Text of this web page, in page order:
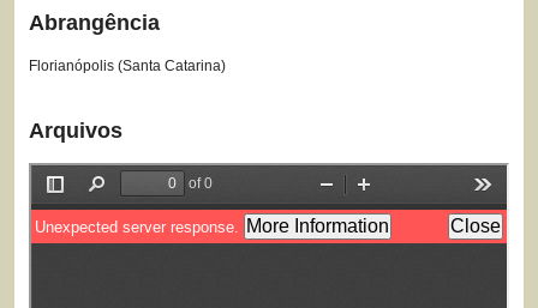
Abrangência
Florianópolis (Santa Catarina)
Arquivos